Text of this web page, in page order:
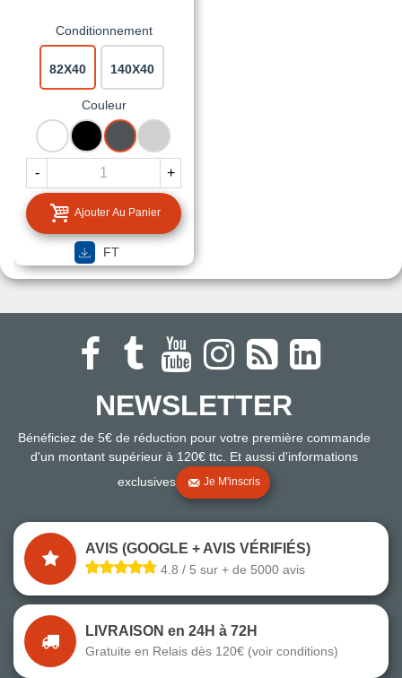
Conditionnement
82X40 140X40
Couleur
BLANC NOIR
RAL
7015
FONCE
GRIS
CLAIR
- +
Ajouter Au Panier
FT
NEWSLETTER
Bénéficiez de 5€ de réduction pour votre première commande
d'un montant supérieur à 120€ ttc. Et aussi d'informations
exclusives
Je M'inscris
AVIS (GOOGLE + AVIS VÉRIFIÉS)
4.8 / 5 sur + de 5000 avis
LIVRAISON en 24H à 72H
Gratuite en Relais dès 120€ (voir conditions)